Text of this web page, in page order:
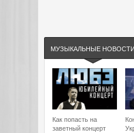
МУЗЫКАЛЬНЫЕ НОВОСТИ
Как попасть на
заветный концерт